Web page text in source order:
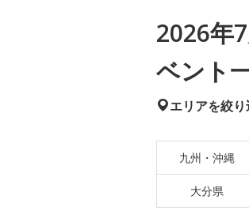
2026年
ベント
エリアを絞
九州・沖縄
大分県